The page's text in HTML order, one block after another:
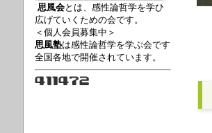
思風会とは、感性論哲学を学ひ
広げていくための会です。
＜個人会員募集中＞
思風塾は感性論哲学を学ぶ会です
全国各地で開催されています。